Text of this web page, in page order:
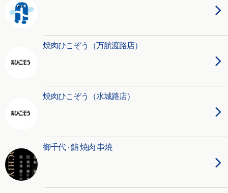
焼肉ひこぞう（万航渡路店）
焼肉ひこぞう（水城路店）
御千代 · 鮨 焼肉 串焼